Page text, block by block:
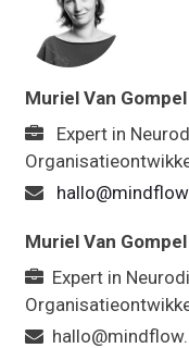
Muriel Van Gompel
Expert in
Muriel Van Gompel
Expert in